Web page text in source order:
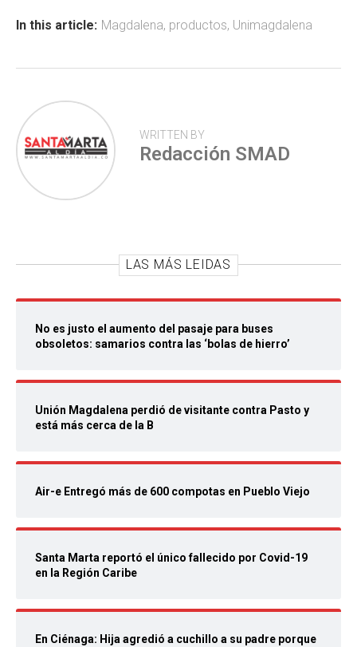
ok p
tir
In this article: Magdalena, productos, Unimagdalena
WRITTEN BY
Redacción SMAD
LAS MÁS LEIDAS
No es justo el aumento del pasaje para buses
obsoletos: samarios contra las ‘bolas de hierro’
Unión Magdalena perdió de visitante contra Pasto y
está más cerca de la B
Air-e Entregó más de 600 compotas en Pueblo Viejo
Santa Marta reportó el único fallecido por Covid-19
en la Región Caribe
En Ciénaga: Hija agredió a cuchillo a su padre porque